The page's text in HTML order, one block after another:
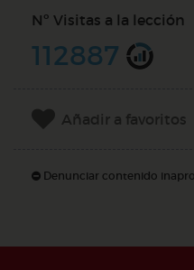
Nº Visitas a la lección
112887
Añadir a favoritos
Denunciar contenido